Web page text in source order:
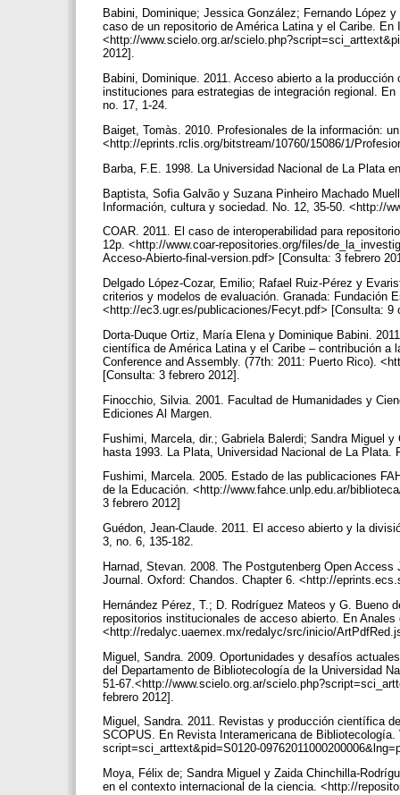
Babini, Dominique; Jessica González; Fernando López
caso de un repositorio de América Latina y el Caribe.
<http://www.scielo.org.ar/
2012].
Babini, Dominique. 2011. Acceso abierto a la
instituciones para estrategias de integración regional.
no. 17, 1-24.
Baiget, Tomàs. 2010. Profesionales de la información:
<http://eprints.rclis.org/bitstream/10760/15086/1/
Barba, F.E. 1998. La Universidad Nacional de La Plata
Baptista, Sofia Galvão y Suzana Pinheiro Machado
Información, cultura y sociedad. No. 12, 35-50. <http://
COAR. 2011. El caso de interoperabilidad para
12p. <http://www.coar-repositories.org/files/
Acceso-Abierto-final-version.pdf> [Consulta: 3 febrero
Delgado López-Cozar, Emilio; Rafael Ruiz-Pérez y
criterios y modelos de evaluación. Granada: Fundación
<http://ec3.ugr.es/publicaciones/Fecyt.pdf> [Consulta: 9
Dorta-Duque Ortiz, María Elena y Dominique Babini.
científica de América Latina y el Caribe – contribución
Conference and Assembly. (77th: 2011: Puerto Rico).
[Consulta: 3 febrero 2012].
Finocchio, Silvia. 2001. Facultad de Humanidades y
Ediciones Al Margen.
Fushimi, Marcela, dir.; Gabriela Balerdi; Sandra Miguel
hasta 1993. La Plata, Universidad Nacional de La
Fushimi, Marcela. 2005. Estado de las publicaciones
de la Educación. <http://www.fahce.unlp.edu.ar/
3 febrero 2012]
Guédon, Jean-Claude. 2011. El acceso abierto y la
3, no. 6, 135-182.
Harnad, Stevan. 2008. The Postgutenberg Open
Journal. Oxford: Chandos. Chapter 6. <http://
Hernández Pérez, T.; D. Rodríguez Mateos y G. Bueno
repositorios institucionales de acceso abierto. En
<http://redalyc.uaemex.mx/redalyc/src/inicio/
Miguel, Sandra. 2009. Oportunidades y desafíos
del Departamento de Bibliotecología de la Universidad
51-67.<http://www.scielo.org.ar/
febrero 2012].
Miguel, Sandra. 2011. Revistas y producción científica
SCOPUS. En Revista Interamericana de
script=sci_arttext&pid=S0120-
Moya, Félix de; Sandra Miguel y Zaida Chinchilla-
en el contexto internacional de la ciencia. <http://